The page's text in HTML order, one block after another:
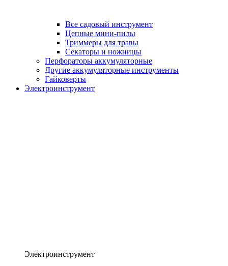
Все садовый инструмент
Цепные мини-пилы
Триммеры для травы
Секаторы и ножницы
Перфораторы аккумуляторные
Другие аккумуляторные инструменты
Гайковерты
Электроинструмент
Электроинструмент